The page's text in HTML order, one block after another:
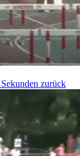
zurück